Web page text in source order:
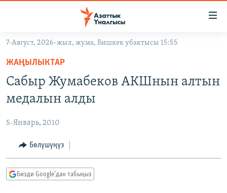
Навигацияга
өтүңүз
Издөөгө
салыңыз
КЫРГЫЗСТАН
КЫРГЫЗСТАН
ЭКОНОМИКА
МАДАНИЯТ
БОРБОР АЗИЯ
АТАЙЫН ИЛИКТӨӨ
ТВ ПРОГРАММАЛАР
ЭКСПЕРТТЕР ТАЛДАЙТ
ӨЗГӨЧӨ ПИКИР
7-Август, 2026-жыл, жума, Бишкек убактысы 15:55
ЖАҢЫЛЫКТАР
Сабыр Жумабеков АКШнын алтын
медалын алды
5-Январь, 2010
Бөлүшүңүз
Бизди Google'дан табыңыз